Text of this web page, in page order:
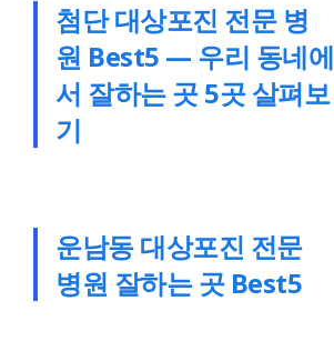
첨단 대상포진 전문 병
원 Best5 — 우리 동네에
서 잘하는 곳 5곳 살펴보
기
운남동 대상포진 전문
병원 잘하는 곳 Best5